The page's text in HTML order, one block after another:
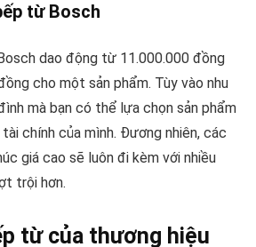
từ Bosch
dao động từ 11.000.000 đồng
cho một sản phẩm. Tùy vào nhu
mà bạn có thể lựa chọn sản phẩm
chính của mình. Đương nhiên, các
giá cao sẽ luôn đi kèm với nhiều
trội hơn.
từ của thương hiệu